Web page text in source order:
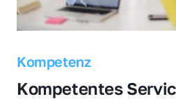
Kompetenz
Kompetentes